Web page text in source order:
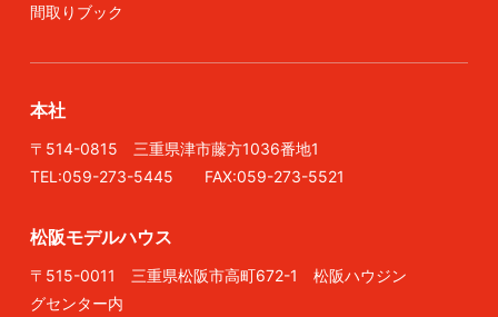
間取りブック
本社
〒514-0815 三重県津市藤方1036番地1
TEL:059-273-5445 FAX:059-273-5521
松阪モデルハウス
〒515-0011 三重県松阪市高町672-1 松阪ハウジン
グセンター内